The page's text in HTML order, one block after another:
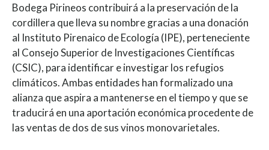
Bodega Pirineos contribuirá a la preservación de la
cordillera que lleva su nombre gracias a una donación
al Instituto Pirenaico de Ecología (IPE), perteneciente
al Consejo Superior de Investigaciones Científicas
(CSIC), para identificar e investigar los refugios
climáticos. Ambas entidades han formalizado una
alianza que aspira a mantenerse en el tiempo y que se
traducirá en una aportación económica procedente de
las ventas de dos de sus vinos monovarietales.